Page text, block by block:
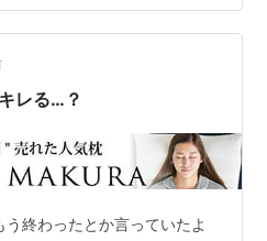
耶氏の基本情報を読み解い
氏の太陽星座 →人生のテーマ
を支えたりサポートすること
レる…？
終わったとか言っていたよ